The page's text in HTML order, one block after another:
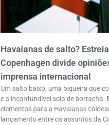
Havaianas de salto?
Copenhagen divide
imprensa internacional
Um salto baixo, uma biqueira que
e a inconfundível sola de borracha.
elementos para a Havaianas
lançamento entre os assuntos da